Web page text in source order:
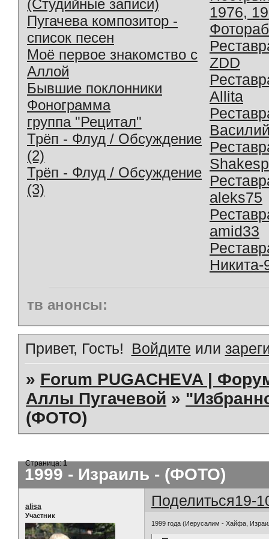
(Студийные записи)
Пугачева композитор -
список песен
Моё первое знакомство с
Аллой
Бывшие поклонники
Фонограмма
группа "Рецитал"
Трёп - Флуд / Обсуждение
(2)
Трёп - Флуд / Обсуждение
(3)
1976,
ZDD
Allita
aleks75
amid33
Никита-
тв анонсы:
Привет, Гость! Войдите или
» Forum PUGACHEVA |
Аллы Пугачевой »
(ФОТО)
1999 - Израиль - (ФОТО)
Страница:1
Поделиться19-
alisa
Участник
1999 года (Иерусалим - Хайфа,